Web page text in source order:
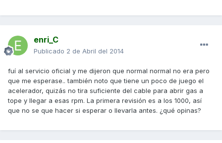
enri_C
Publicado 2 de Abril del 2014
fuí al servicio oficial y me dijeron que normal normal no era pero
que me esperase.. también noto que tiene un poco de juego el
acelerador, quizás no tira suficiente del cable para abrir gas a
tope y llegar a esas rpm. La primera revisión es a los 1000, así
que no se que hacer si esperar o llevarla antes. ¿qué opinas?